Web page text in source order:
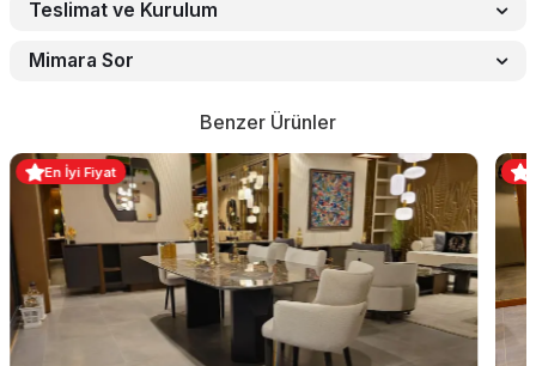
Teslimat ve Kurulum
Mimara Sor
Benzer Ürünler
En İyi Fiyat